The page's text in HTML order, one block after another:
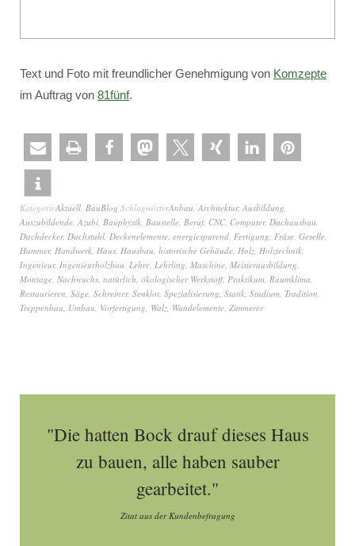
Text und Foto mit freundlicher Genehmigung von Komzepte
im Auftrag von 81fünf.
KategorieAktuell, BauBlog SchlagwörterAnbau, Architektur, Ausbildung,
Auszubildende, Azubi, Bauphysik, Baustelle, Beruf, CNC, Computer, Dachausbau,
Dachdecker, Dachstuhl, Deckenelemente, energiesparend, Fertigung, Fräse, Geselle,
Hammer, Handwerk, Haus, Hausbau, historische Gebäude, Holz, Holztechnik,
Ingenieur, Ingenieurholzbau, Lehre, Lehrling, Maschine, Meisterausbildung,
Montage, Nachwuchs, natürlich, ökologischer Werkstoff, Praktikum, Raumklima,
Restaurieren, Säge, Schreiner, Senklot, Spezialisierung, Statik, Studium, Tradition,
Treppenbau, Umbau, Vorfertigung, Walz, Wandelemente, Zimmerer
"Die hatten Bock drauf dieses Haus
zu bauen, alle haben sauber
gearbeitet."
Zitat aus der Kundenbefragung